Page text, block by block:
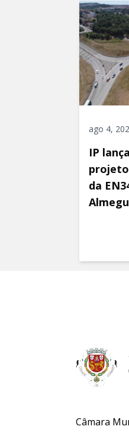
ago 4,
IP
da
Câmara